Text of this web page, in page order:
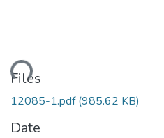
Files
12085-1.pdf(985.62 KB)
Date